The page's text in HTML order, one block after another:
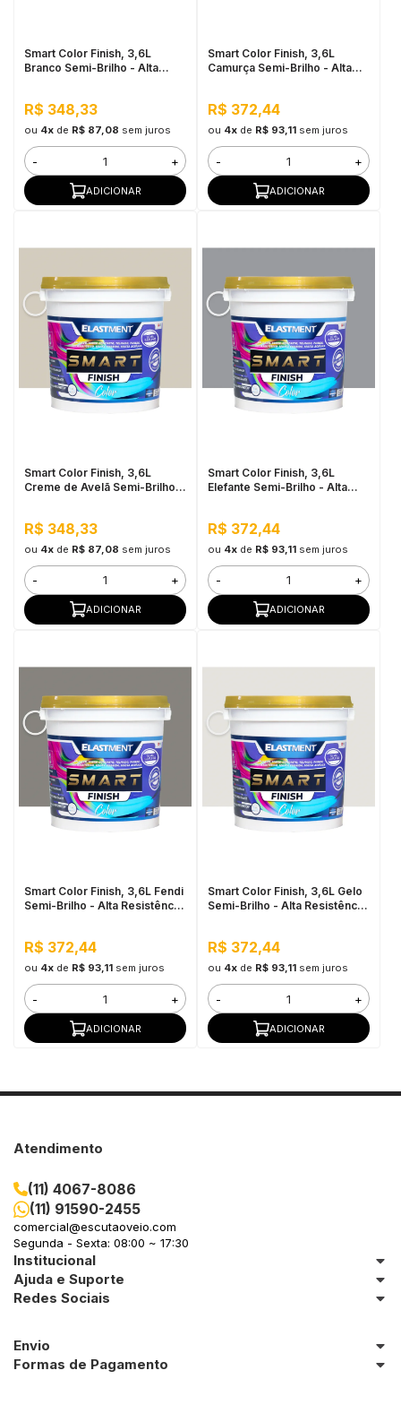
Smart Color Finish, 3,6L
Branco Semi-Brilho - Alta
R$ 348,33
ou 4xde R$ 87,08 sem juros
- +
ADICIONAR
Smart Color Finish, 3,6L
Camurça Semi-Brilho - Alta
R$ 372,44
ou 4xde R$ 93,11 sem juros
- +
ADICIONAR
Smart Color Finish, 3,6L
Creme de Avelã Semi-Brilho -
Externo
R$ 348,33
ou 4xde R$ 87,08 sem juros
- +
ADICIONAR
Smart Color Finish, 3,6L
Elefante Semi-Brilho - Alta
R$ 372,44
ou 4xde R$ 93,11 sem juros
- +
ADICIONAR
Smart Color Finish, 3,6L Fendi
Semi-Brilho - Alta Resistência
R$ 372,44
ou 4xde R$ 93,11 sem juros
- +
ADICIONAR
Smart Color Finish, 3,6L Gelo
Semi-Brilho - Alta Resistência
R$ 372,44
ou 4xde R$ 93,11 sem juros
- +
ADICIONAR
Atendimento
(11) 4067-8086
(11) 91590-2455
comercial@escutaoveio.com
Segunda - Sexta: 08:00 ~ 17:30
Institucional
Ajuda e Suporte
Redes Sociais
Envio
Formas de Pagamento